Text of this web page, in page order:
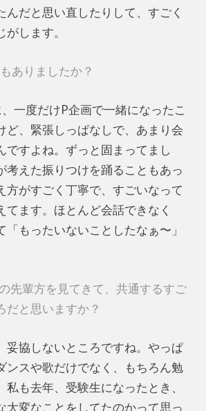
んだと思い直したりして、すごく
します。
ありましたか？
一度だけP企画で一緒になったこ
ど、緊張しっぱなしで、あまり会
ですよね。ずっと固まってまし
考えた振りつけを踊ることもあっ
方がすごく丁寧で、すごいなって
てます。ほとんど会話できなく
「もったいないことしたなぁ〜」
先輩方を見てきて、共通するすご
だと思いますか？
妥協しないところですね。やっぱ
ンスや歌だけでなく、もちろん勉
も去年、受験生になったとき、
大変なことをしてたのかって思っ